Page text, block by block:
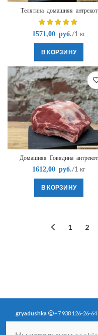
Телятина домашняя антрекот
1571,00 руб. /1 кг
В КОРЗИНУ
Домашняя Говядина антрекот
1612,00 руб. /1 кг
В КОРЗИНУ
1 2
gryadushka +7 938 126-26-64